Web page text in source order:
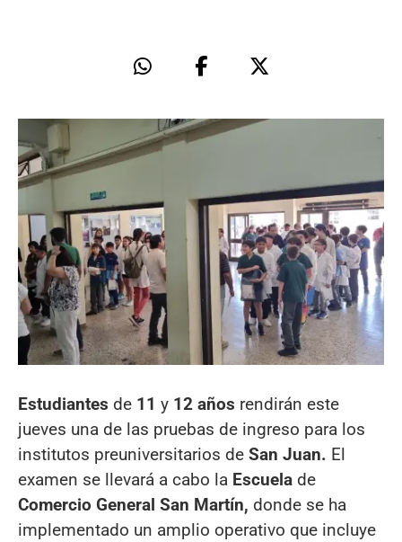
Estudiantes de 11 y 12 años rendirán este
jueves una de las pruebas de ingreso para los
institutos preuniversitarios de San Juan. El
examen se llevará a cabo la Escuela de
Comercio General San Martín, donde se ha
implementado un amplio operativo que incluye